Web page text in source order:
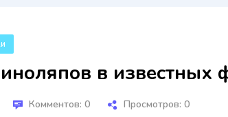
в известных
Комментов: 0 Просмотров: 0